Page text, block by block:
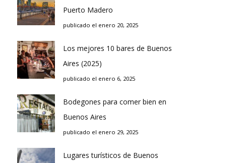
Puerto Madero
publicado el enero 20, 2025
Los mejores 10 bares de Buenos
Aires (2025)
publicado el enero 6, 2025
Bodegones para comer bien en
Buenos Aires
publicado el enero 29, 2025
Lugares turísticos de Buenos